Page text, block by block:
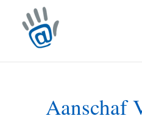
Aanschaf